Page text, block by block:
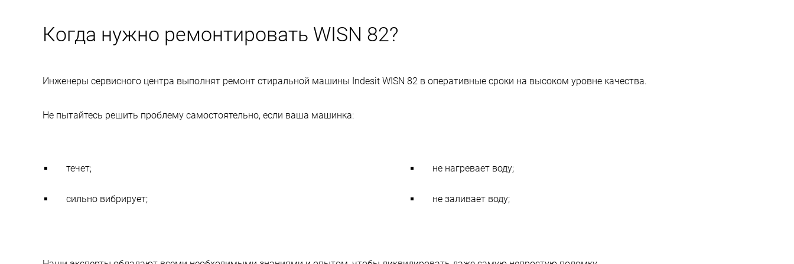
Когда нужно ремонтировать WISN 82?
Инженеры сервисного центра выполнят ремонт стиральной машины Indesit WISN 82 в оперативные сроки на высоком уровне качества.
Не пытайтесь решить проблему самостоятельно, если ваша машинка:
течет;
сильно вибрирует;
не нагревает воду;
не заливает воду;